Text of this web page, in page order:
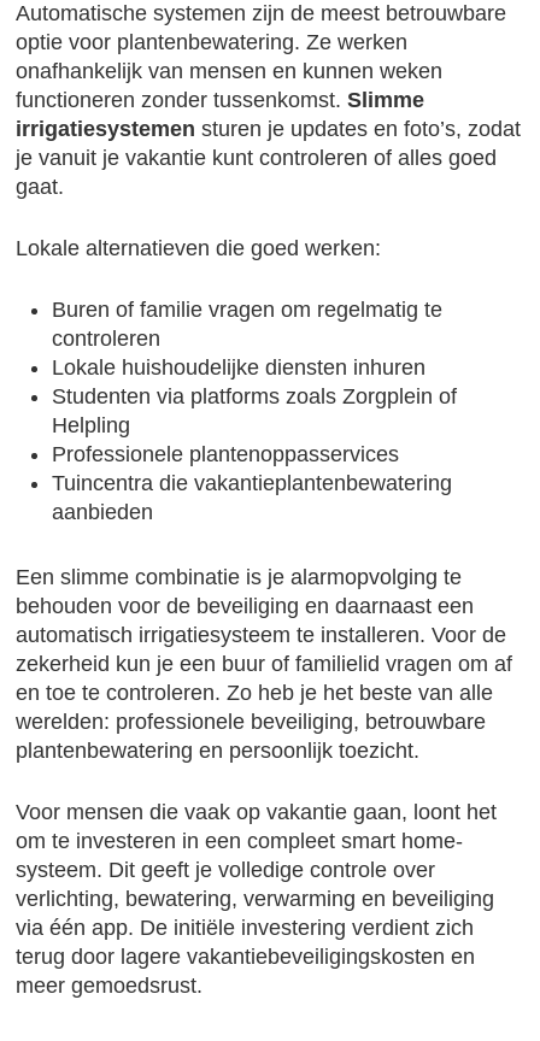
Automatische systemen zijn de meest betrouwbare
optie voor plantenbewatering. Ze werken
onafhankelijk van mensen en kunnen weken
functioneren zonder tussenkomst.Slimme
irrigatiesystemen sturen je updates en foto’s, zodat
je vanuit je vakantie kunt controleren of alles goed
gaat.
Lokale alternatieven die goed werken:
Buren of familie vragen om regelmatig te
controleren
Lokale huishoudelijke diensten inhuren
Studenten via platforms zoals Zorgplein of
Helpling
Professionele plantenoppasservices
Tuincentra die vakantieplantenbewatering
aanbieden
Een slimme combinatie is je alarmopvolging te
behouden voor de beveiliging en daarnaast een
automatisch irrigatiesysteem te installeren. Voor de
zekerheid kun je een buur of familielid vragen om af
en toe te controleren. Zo heb je het beste van alle
werelden: professionele beveiliging, betrouwbare
plantenbewatering en persoonlijk toezicht.
Voor mensen die vaak op vakantie gaan, loont het
om te investeren in een compleet smart home-
systeem. Dit geeft je volledige controle over
verlichting, bewatering, verwarming en beveiliging
via één app. De initiële investering verdient zich
terug door lagere vakantiebeveiligingskosten en
meer gemoedsrust.